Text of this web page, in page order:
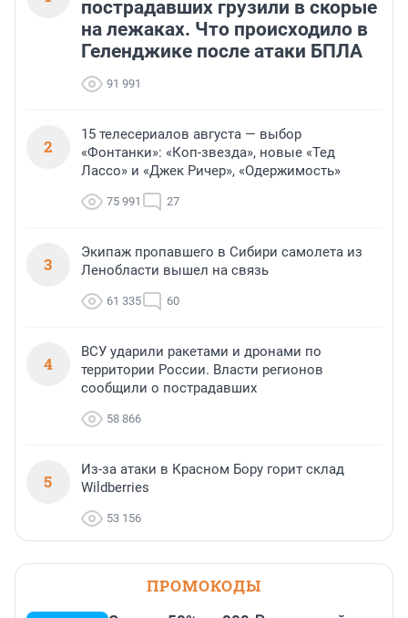
пострадавших грузили в скорые
на лежаках. Что происходило в
Геленджике после атаки БПЛА
91 991
2
15 телесериалов августа — выбор
«Фонтанки»: «Коп-звезда», новые «Тед
Лассо» и «Джек Ричер», «Одержимость»
75 991 27
3
Экипаж пропавшего в Сибири самолета из
Ленобласти вышел на связь
61 335 60
4
ВСУ ударили ракетами и дронами по
территории России. Власти регионов
сообщили о пострадавших
58 866
5
Из-за атаки в Красном Бору горит склад
Wildberries
53 156
ПРОМОКОДЫ